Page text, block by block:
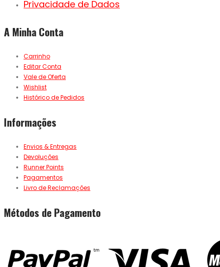
Privacidade de Dados
A Minha Conta
Carrinho
Editar Conta
Vale de Oferta
Wishlist
Histórico de Pedidos
Informações
Envios & Entregas
Devoluções
Runner Points
Pagamentos
Livro de Reclamações
Métodos de Pagamento